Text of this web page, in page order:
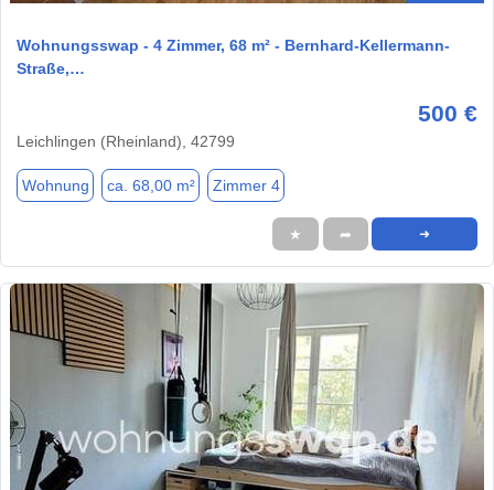
Wohnungsswap - 4 Zimmer, 68 m² - Bernhard-Kellermann-
Straße,…
500 €
Leichlingen (Rheinland), 42799
Wohnung ca. 68,00 m² Zimmer 4
★ ➦ ➜